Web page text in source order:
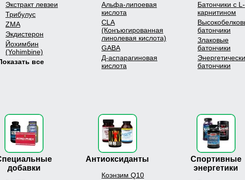
Экстракт левзеи
Трибулус
ZMA
Экдистерон
Йохимбин
(Yohimbine)
все
Альфа-липоевая
кислота
CLA
(Конъюгированная
линолевая кислота)
GABA
Д-аспарагиновая
кислота
Батончики с L-
карнитином
батончики
Злаковые
батончики
батончики
добавки
Антиоксиданты
Коэнзим Q10
Спортивные
энергетики